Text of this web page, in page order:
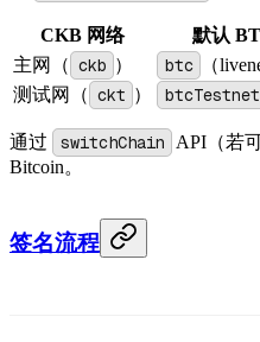
CKB 网络
默认
主网（ ckb ） btc
（
测试网（ ckt ） btcTestnet
通过 switchChain
API（若
Bitcoin。
签名流程